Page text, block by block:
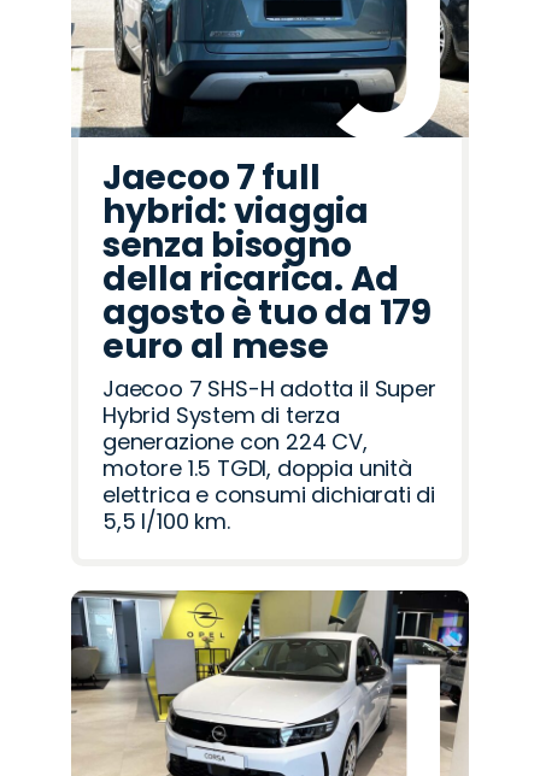
Jaecoo 7 full
hybrid: viaggia
senza bisogno
della ricarica. Ad
agosto è tuo da 179
euro al mese
Jaecoo 7 SHS-H adotta il Super
Hybrid System di terza
generazione con 224 CV,
motore 1.5 TGDI, doppia unità
elettrica e consumi dichiarati di
5,5 l/100 km.